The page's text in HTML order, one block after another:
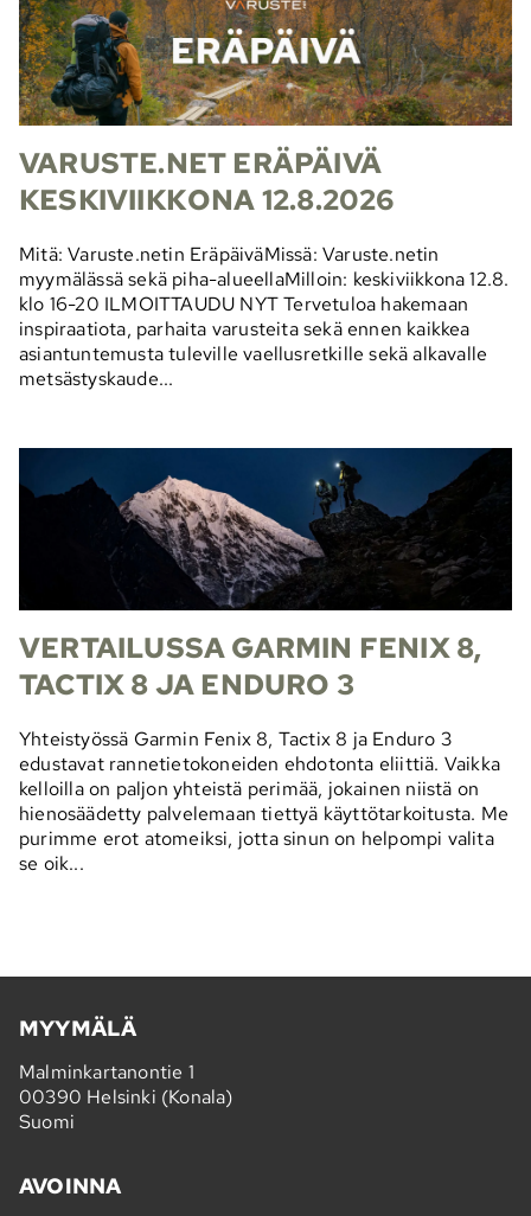
VARUSTE.NET ERÄPÄIVÄ
KESKIVIIKKONA 12.8.2026
Mitä: Varuste.netin EräpäiväMissä: Varuste.netin
myymälässä sekä piha-alueellaMilloin: keskiviikkona 12.8.
klo 16-20 ILMOITTAUDU NYT Tervetuloa hakemaan
inspiraatiota, parhaita varusteita sekä ennen kaikkea
asiantuntemusta tuleville vaellusretkille sekä alkavalle
metsästyskaude...
VERTAILUSSA GARMIN FENIX 8,
TACTIX 8 JA ENDURO 3
Yhteistyössä Garmin Fenix 8, Tactix 8 ja Enduro 3
edustavat rannetietokoneiden ehdotonta eliittiä. Vaikka
kelloilla on paljon yhteistä perimää, jokainen niistä on
hienosäädetty palvelemaan tiettyä käyttötarkoitusta. Me
purimme erot atomeiksi, jotta sinun on helpompi valita
se oik...
MYYMÄLÄ
Malminkartanontie 1
00390 Helsinki (Konala)
Suomi
AVOINNA